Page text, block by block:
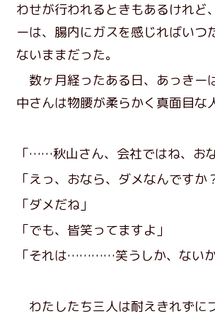
わせが行われるときもあるけれど
ーは、腸内にガスを感じればい
ないままだった。
数ヶ月経ったある日、あっきー
中さんは物腰が柔らかく真面目な
「……秋山さん、会社ではね、お
「えっ、おなら、ダメなんですか
「ダメだね」
「でも、皆笑ってますよ」
「それは…………笑うしか、ないか
わたしたち三人は耐えきれずに